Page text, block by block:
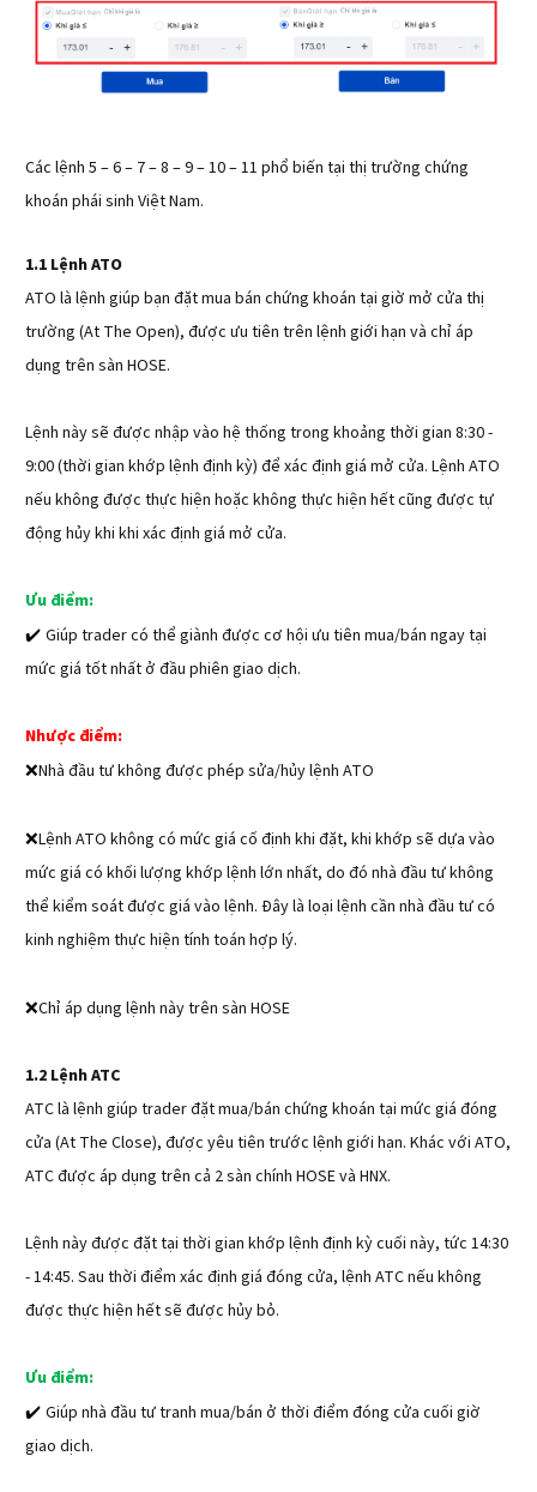
Các lệnh 5 – 6 – 7 – 8 – 9 – 10 – 11 phổ biến tại thị trường chứng
khoán phái sinh Việt Nam.
1.1 Lệnh ATO
ATO là lệnh giúp bạn đặt mua bán chứng khoán tại giờ mở cửa thị
trường (At The Open), được ưu tiên trên lệnh giới hạn và chỉ áp
dụng trên sàn HOSE.
Lệnh này sẽ được nhập vào hệ thống trong khoảng thời gian 8:30 -
9:00 (thời gian khớp lệnh định kỳ) để xác định giá mở cửa. Lệnh ATO
nếu không được thực hiện hoặc không thực hiện hết cũng được tự
động hủy khi khi xác định giá mở cửa.
Ưu điểm:
✔️ Giúp trader có thể giành được cơ hội ưu tiên mua/bán ngay tại
mức giá tốt nhất ở đầu phiên giao dịch.
Nhược điểm:
❌Nhà đầu tư không được phép sửa/hủy lệnh ATO
❌Lệnh ATO không có mức giá cố định khi đặt, khi khớp sẽ dựa vào
mức giá có khối lượng khớp lệnh lớn nhất, do đó nhà đầu tư không
thể kiểm soát được giá vào lệnh. Đây là loại lệnh cần nhà đầu tư có
kinh nghiệm thực hiện tính toán hợp lý.
❌Chỉ áp dụng lệnh này trên sàn HOSE
1.2 Lệnh ATC
ATC là lệnh giúp trader đặt mua/bán chứng khoán tại mức giá đóng
cửa (At The Close), được yêu tiên trước lệnh giới hạn. Khác với ATO,
ATC được áp dụng trên cả 2 sàn chính HOSE và HNX.
Lệnh này được đặt tại thời gian khớp lệnh định kỳ cuối này, tức 14:30
- 14:45. Sau thời điểm xác định giá đóng cửa, lệnh ATC nếu không
được thực hiện hết sẽ được hủy bỏ.
Ưu điểm:
✔️ Giúp nhà đầu tư tranh mua/bán ở thời điểm đóng cửa cuối giờ
giao dịch.